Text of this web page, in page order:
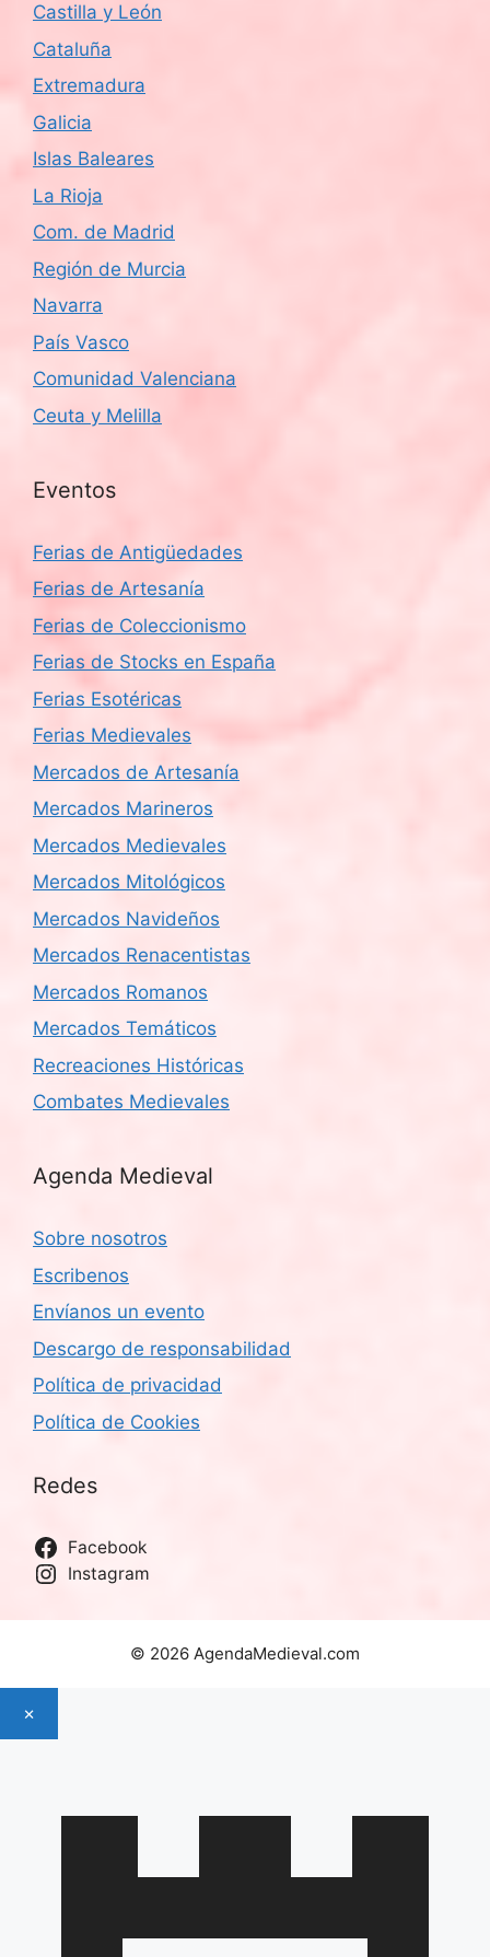
Castilla y León
Cataluña
Extremadura
Galicia
Islas Baleares
La Rioja
Com. de Madrid
Región de Murcia
Navarra
País Vasco
Comunidad Valenciana
Ceuta y Melilla
Eventos
Ferias de Antigüedades
Ferias de Artesanía
Ferias de Coleccionismo
Ferias de Stocks en España
Ferias Esotéricas
Ferias Medievales
Mercados de Artesanía
Mercados Marineros
Mercados Medievales
Mercados Mitológicos
Mercados Navideños
Mercados Renacentistas
Mercados Romanos
Mercados Temáticos
Recreaciones Históricas
Combates Medievales
Agenda Medieval
Sobre nosotros
Escribenos
Envíanos un evento
Descargo de responsabilidad
Política de privacidad
Política de Cookies
Redes
Facebook
Instagram
© 2026 AgendaMedieval.com
×